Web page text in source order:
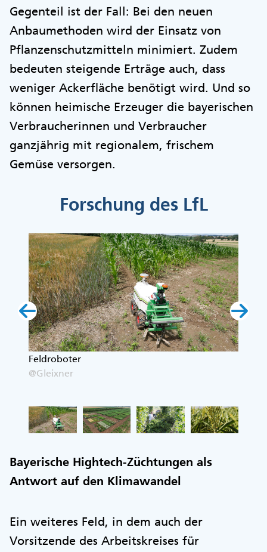
Gegenteil ist der Fall: Bei den neuen
Anbaumethoden wird der Einsatz von
Pflanzenschutzmitteln minimiert. Zudem
bedeuten steigende Erträge auch, dass
weniger Ackerfläche benötigt wird. Und so
können heimische Erzeuger die bayerischen
Verbraucherinnen und Verbraucher
ganzjährig mit regionalem, frischem
Gemüse versorgen.
Forschung des LfL
Feldroboter
@Gleixner
Bayerische Hightech-Züchtungen als
Antwort auf den Klimawandel
Ein weiteres Feld, in dem auch der
Vorsitzende des Arbeitskreises für